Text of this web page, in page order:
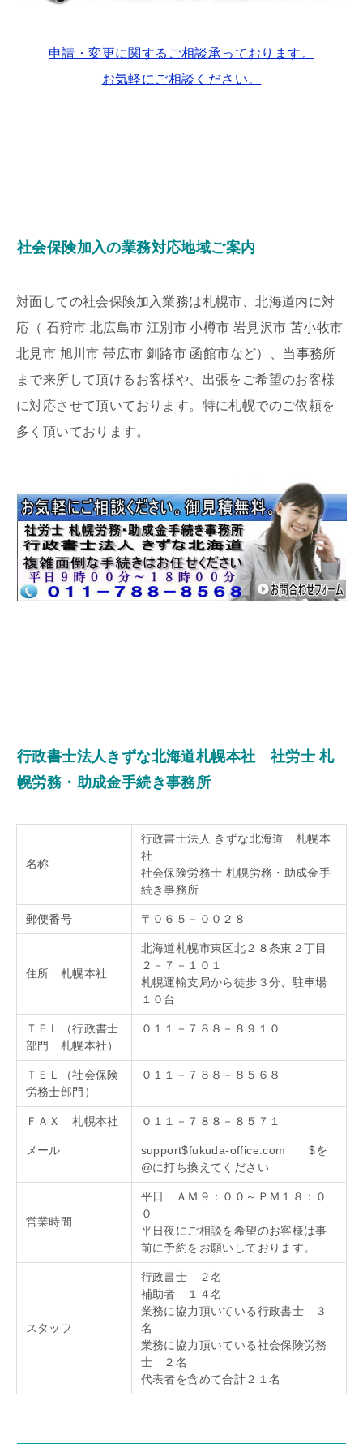
申請・変更に関するご相談承っております。
お気軽にご相談ください。
社会保険加入の業務対応地域ご案内
対面しての社会保険加入業務は札幌市、北海道内に対
応（ 石狩市 北広島市 江別市 小樽市 岩見沢市 苫小牧市
北見市 旭川市 帯広市 釧路市 函館市など）、当事務所
まで来所して頂けるお客様や、出張をご希望のお客様
に対応させて頂いております。特に札幌でのご依頼を
多く頂いております。
行政書士法人きずな北海道札幌本社 社労士 札
幌労務・助成金手続き事務所
名称
行政書士法人 きずな北海道 札幌本
社
社会保険労務士 札幌労務・助成金手
続き事務所
郵便番号 〒０６５－００２８
住所 札幌本社
北海道札幌市東区北２８条東２丁目
２－７－１０１
札幌運輸支局から徒歩３分、駐車場
１０台
ＴＥＬ（行政書士
部門 札幌本社）
０１１－７８８－８９１０
ＴＥＬ（社会保険
労務士部門）
０１１－７８８－８５６８
ＦＡＸ 札幌本社 ０１１－７８８－８５７１
メール
support$fukuda-office.com $を
@に打ち換えてください
営業時間
平日 ＡＭ９：００～ＰＭ１８：０
０
平日夜にご相談を希望のお客様は事
前に予約をお願いしております。
スタッフ
行政書士 ２名
補助者 １４名
業務に協力頂いている行政書士 ３
名
業務に協力頂いている社会保険労務
士 ２名
代表者を含めて合計２１名